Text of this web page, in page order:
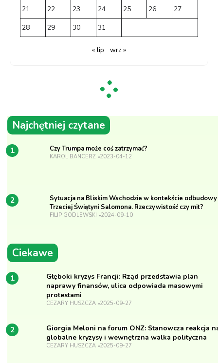
21
22 23 24 25 26
27
28
29 30 31
« lip wrz »
Najchętniej czytane
1 Czy Trumpa może coś zatrzymać?
KAROL BANCERZ 2023-04-12
2
Sytuacja na Bliskim Wschodzie w kontekście odbudowy
Trzeciej Świątyni Salomona. Rzeczywistość czy mit?
FILIP GODLEWSKI 2024-09-10
Ciekawe
1
Głęboki kryzys Francji: Rząd przedstawia plan
naprawy finansów, ulica odpowiada masowymi
protestami
CEZARY HUSZCZA 2025-09-27
2
Giorgia Meloni na forum ONZ: Stanowcza reakcja
globalne kryzysy i wewnętrzna walka polityczna
CEZARY HUSZCZA 2025-09-27